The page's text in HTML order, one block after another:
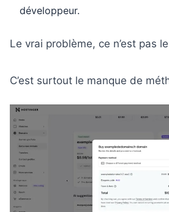
développeur.
Le vrai problème, ce n’est pas
C’est surtout le manque de